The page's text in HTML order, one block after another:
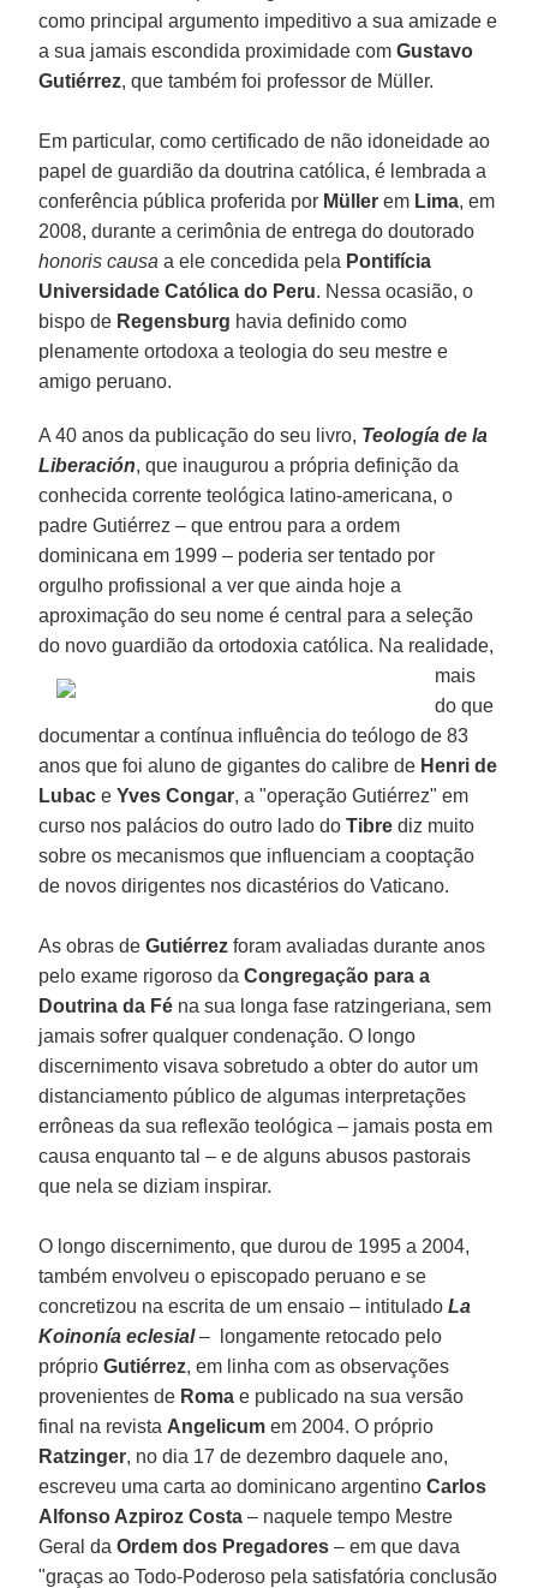
como principal argumento impeditivo a sua amizade e
a sua jamais escondida proximidade comGustavo
Gutiérrez, que também foi professor de Müller.
Em particular, como certificado de não idoneidade ao
papel de guardião da doutrina católica, é lembrada a
conferência pública proferida por Müllerem Lima, em
2008, durante a cerimônia de entrega do doutorado
honoris causa a ele concedida pela Pontifícia
Universidade Católica do Peru. Nessa ocasião, o
bispo de Regensburg havia definido como
plenamente ortodoxa a teologia do seu mestre e
amigo peruano.
A 40 anos da publicação do seu livro, Teología de la
Liberación, que inaugurou a própria definição da
conhecida corrente teológica latino-americana, o
padre Gutiérrez – que entrou para a ordem
dominicana em 1999 – poderia ser tentado por
orgulho profissional a ver que ainda hoje a
aproximação do seu nome é central para a seleção
do novo guardião da ortodoxia católica. Na realidade,
mais
do que
documentar a contínua influência do teólogo de 83
anos que foi aluno de gigantes do calibre de Henri de
LubaceYves Congar, a "operação Gutiérrez" em
curso nos palácios do outro lado doTibrediz muito
sobre os mecanismos que influenciam a cooptação
de novos dirigentes nos dicastérios do Vaticano.
As obras deGutiérrezforam avaliadas durante anos
pelo exame rigoroso daCongregação para a
Doutrina da Fé na sua longa fase ratzingeriana, sem
jamais sofrer qualquer condenação. O longo
discernimento visava sobretudo a obter do autor um
distanciamento público de algumas interpretações
errôneas da sua reflexão teológica – jamais posta em
causa enquanto tal – e de alguns abusos pastorais
que nela se diziam inspirar.
O longo discernimento, que durou de 1995 a 2004,
também envolveu o episcopado peruano e se
concretizou na escrita de um ensaio – intituladoLa
Koinonía eclesial– longamente retocado pelo
próprioGutiérrez, em linha com as observações
provenientes de Romae publicado na sua versão
final na revista Angelicumem 2004. O próprio
Ratzinger, no dia 17 de dezembro daquele ano,
escreveu uma carta ao dominicano argentinoCarlos
Alfonso Azpiroz Costa– naquele tempo Mestre
Geral daOrdem dos Pregadores– em que dava
"graças ao Todo-Poderoso pela satisfatória conclusão